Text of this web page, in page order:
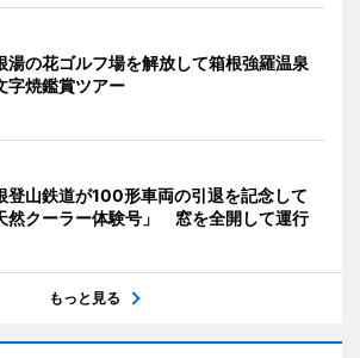
湯の花ゴルフ場を解放して箱根強羅温泉
字焼鑑賞ツアー
登山鉄道が100形車両の引退を記念して
然クーラー体験号」 窓を全開して運行
もっと見る